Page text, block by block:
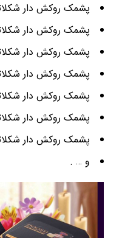
پشمک روکش دار
پشمک روکش دار
پشمک روکش دار
پشمک روکش دار
پشمک روکش دار
پشمک روکش دار
پشمک روکش دار
و … .